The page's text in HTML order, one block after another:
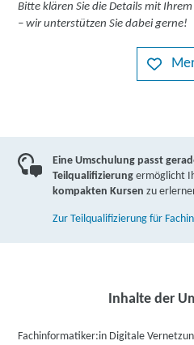
Bitte klären Sie die Details mit
– wir unterstützen Sie dabei gerne!
Eine Umschulung passt
Teilqualifizierung ermöglicht
kompakten Kursen zu
Zur Teilqualifizierung für
Inhalte der
Fachinformatiker:in Digitale